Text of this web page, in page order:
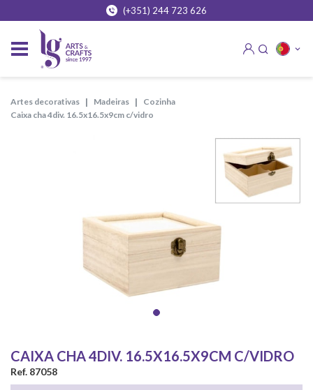
(+351) 244 723 626
artes decorativas madeiras
cozinha
caixa cha 4div. 16.5x16.5x9cm c/vidro
CAIXA CHA 4DIV. 16.5X16.5X9CM C/VIDRO
Ref. 87058